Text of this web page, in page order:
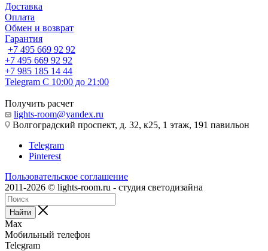
Доставка
Оплата
Обмен и возврат
Гарантия
+7 495 669 92 92
+7 495 669 92 92
+7 985 185 14 44
Telegram С 10:00 до 21:00
Получить расчет
lights-room@yandex.ru
Волгоградский проспект, д. 32, к25, 1 этаж, 191 павильон
Telegram
Pinterest
Пользовательское соглашение
2011-2026 © lights-room.ru - студия светодизайна
Найти
Max
Мобильный телефон
Telegram